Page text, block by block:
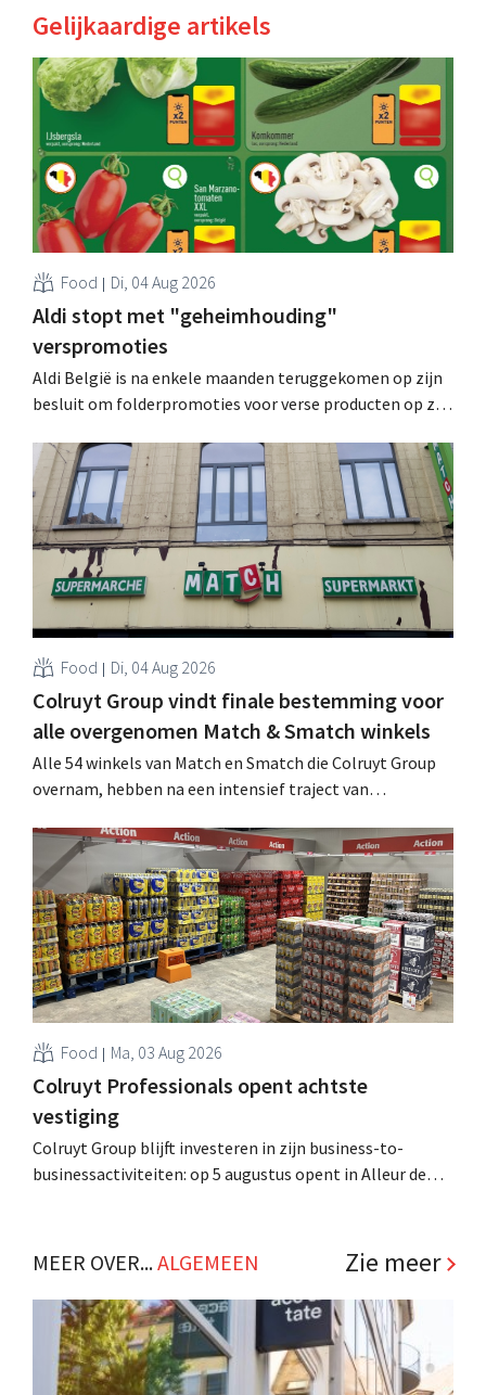
Gelijkaardige artikels
Food Di, 04 Aug 2026
Aldi stopt met "geheimhouding"
verspromoties
Aldi België is na enkele maanden teruggekomen op zijn
besluit om folderpromoties voor verse producten op zijn
werking treden: "Onze klanten willen goed
geïnformeerd worden." .
Food Di, 04 Aug 2026
Colruyt Group vindt finale bestemming voor
alle overgenomen Match & Smatch winkels
Alle 54 winkels van Match en Smatch die Colruyt Group
overnam, hebben na een intensief traject van
Al is die bestemming voor sommige panden een sluiting.
Food Ma, 03 Aug 2026
Colruyt Professionals opent achtste
vestiging
Colruyt Group blijft investeren in zijn business-to-
businessactiviteiten: op 5 augustus opent in Alleur de
klanten. .
MEER OVER...ALGEMEEN Zie meer